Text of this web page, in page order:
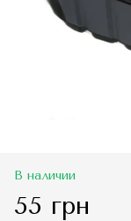
В наличии
55 грн